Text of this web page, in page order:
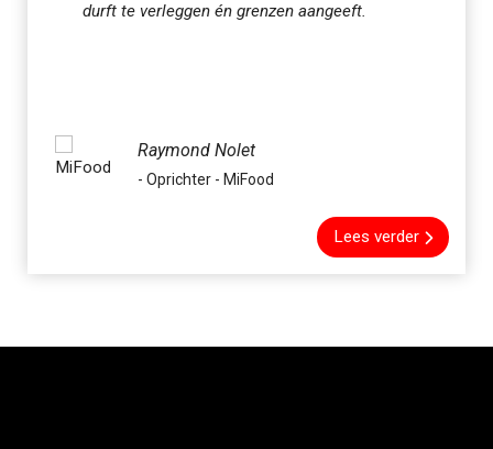
durft te verleggen én grenzen aangeeft.
Raymond Nolet
- Oprichter - MiFood
Lees verder